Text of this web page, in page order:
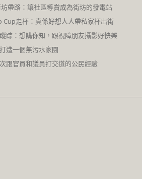
坊帶路：讓社區導賞成為街坊的發電站
Cup走杯：真係好想人人帶私家杯出街
踪：想講你知，跟視障朋友攝影好快樂
造一個無污水家園
跟官員和議員打交道的公民經驗